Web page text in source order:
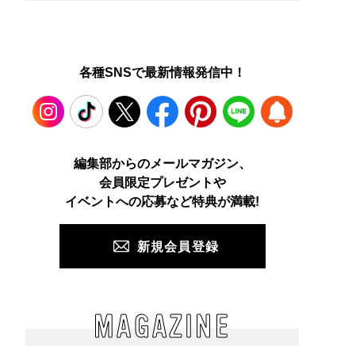
各種SNSで最新情報発信中！
TikTok Facebook Pinterest LINE
編集部からのメールマガジン、
会員限定プレゼントや
イベントへの応募など特典が満載!
新規会員登録
MAGAZINE